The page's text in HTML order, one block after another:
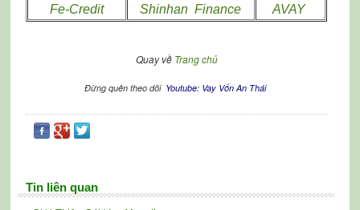
Fe-Credit
Shinhan Finance AVAY
Quay về Trang chủ
Đừng quên theo dõi Youtube: Vay Vốn An Thái
Tin liên quan